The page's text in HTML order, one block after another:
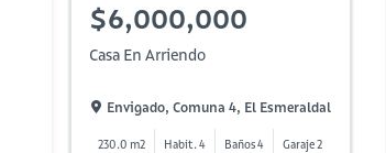
$6,000,000
Casa En Arriendo
Envigado, Comuna 4, El Esmeraldal
230.0 m2 Habit. 4 Baños 4 Garaje 2